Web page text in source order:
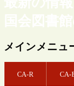
国会図書
メインメニュ
CA-R CA-